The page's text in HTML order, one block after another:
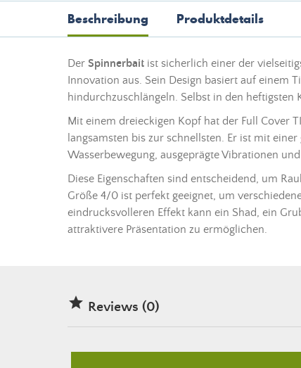
Beschreibung Produktdetails
Der Spinnerbait ist sicherlich einer der
Innovation aus. Sein Design basiert auf einem
hindurchzuschlängeln. Selbst in den
Mit einem dreieckigen Kopf hat der Full Cover
langsamsten bis zur schnellsten. Er ist mit
Wasserbewegung, ausgeprägte Vibrationen
Diese Eigenschaften sind entscheidend, um
Größe 4/0 ist perfekt geeignet, um
eindrucksvolleren Effekt kann ein Shad, ein
attraktivere Präsentation zu ermöglichen.
 Reviews (0)